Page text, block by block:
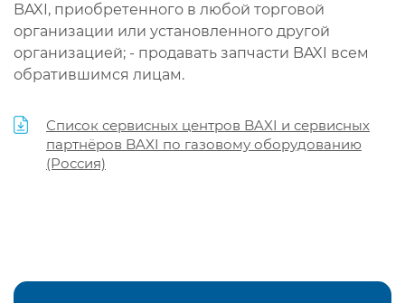
BAXI, приобретенного в любой торговой
организации или установленного другой
организацией; - продавать запчасти BAXI всем
обратившимся лицам.
Список сервисных центров BAXI и сервисных
партнёров BAXI по газовому оборудованию
(Россия)